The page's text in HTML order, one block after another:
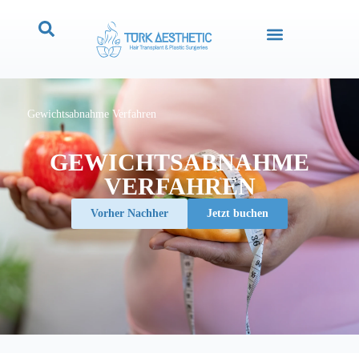
Gewichtsabnahme Verfahren
GEWICHTSABNAHME
VERFAHREN
Vorher Nachher Jetzt buchen